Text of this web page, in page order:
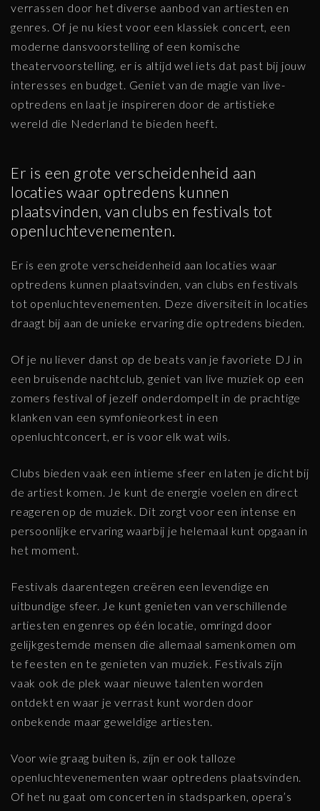
verrassen door het diverse aanbod van artiesten en
genres. Of je nu kiest voor een klassiek concert, een
moderne dansvoorstelling of een komische
theatervoorstelling, er is altijd wel iets dat past bij jouw
interesses en budget. Geniet van de magie van live-
optredens en laat je inspireren door de artistieke
wereld die Nederland te bieden heeft.
Er is een grote verscheidenheid aan
locaties waar optredens kunnen
plaatsvinden, van clubs en festivals tot
openluchtevenementen.
Er is een grote verscheidenheid aan locaties waar
optredens kunnen plaatsvinden, van clubs en festivals
tot openluchtevenementen. Deze diversiteit in locaties
draagt bij aan de unieke ervaring die optredens bieden.
Of je nu liever danst op de beats van je favoriete DJ in
een bruisende nachtclub, geniet van live muziek op een
zomers festival of jezelf onderdompelt in de prachtige
klanken van een symfonieorkest in een
openluchtconcert, er is voor elk wat wils.
Clubs bieden vaak een intieme sfeer en laten je dicht bij
de artiest komen. Je kunt de energie voelen en direct
reageren op de muziek. Dit zorgt voor een intense en
persoonlijke ervaring waarbij je helemaal kunt opgaan in
het moment.
Festivals daarentegen creëren een levendige en
uitbundige sfeer. Je kunt genieten van verschillende
artiesten en genres op één locatie, omringd door
gelijkgestemde mensen die allemaal samenkomen om
te feesten en te genieten van muziek. Festivals zijn
vaak ook de plek waar nieuwe talenten worden
ontdekt en waar je verrast kunt worden door
onbekende maar geweldige artiesten.
Voor wie graag buiten is, zijn er ook talloze
openluchtevenementen waar optredens plaatsvinden.
Of het nu gaat om concerten in stadsparken, opera’s